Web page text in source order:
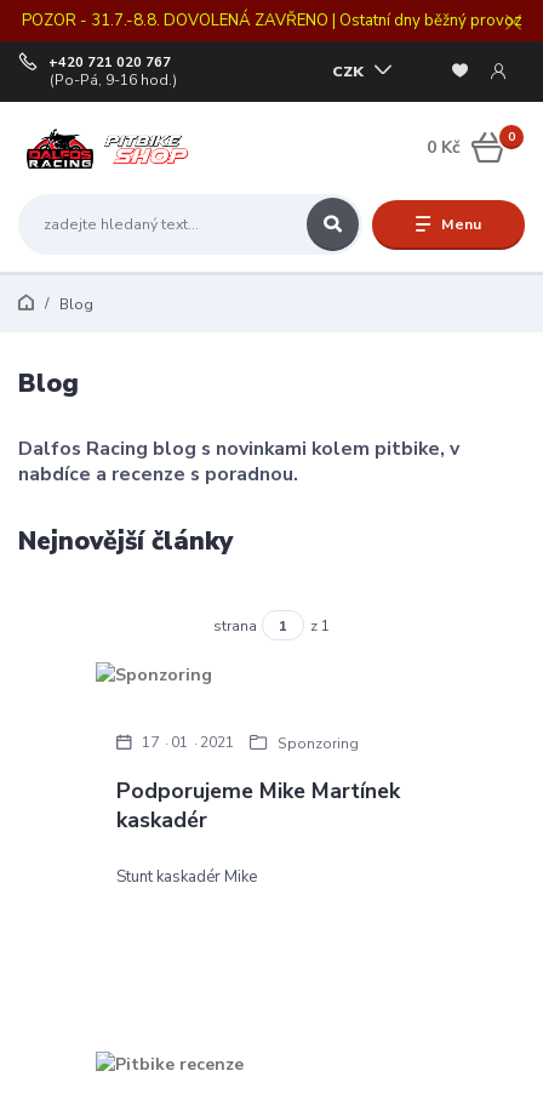
POZOR - 31.7.-8.8. DOVOLENÁ ZAVŘENO | Ostatní dny běžný provoz
Menu
CZK
+420 721 020 767
(Po-Pá, 9-16 hod.)
0
0 Kč
Blog
Blog
Dalfos Racing blog s novinkami kolem pitbike, v
nabdíce a recenze s poradnou.
Nejnovější články
strana z 1
Podporujeme Mike Martínek
kaskadér
17 01 2021 Sponzoring
Stunt kaskadér Mike